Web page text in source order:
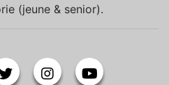
(jeune & senior).